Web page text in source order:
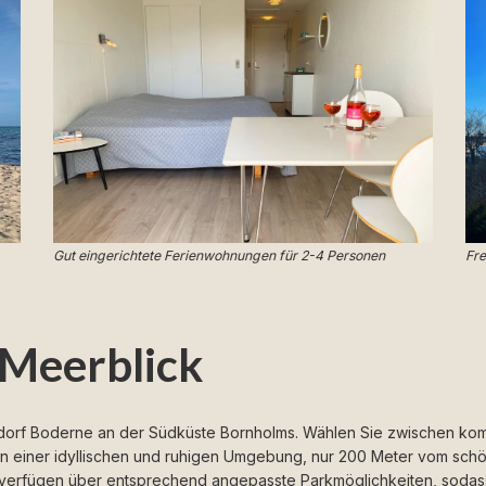
Gut eingerichtete Ferienwohnungen für 2-4 Personen
Boderne an der Südküste Bornholms. Wählen Sie zwischen
einer idyllischen und ruhigen Umgebung, nur 200 Meter vom
über entsprechend angepasste Parkmöglichkeiten,